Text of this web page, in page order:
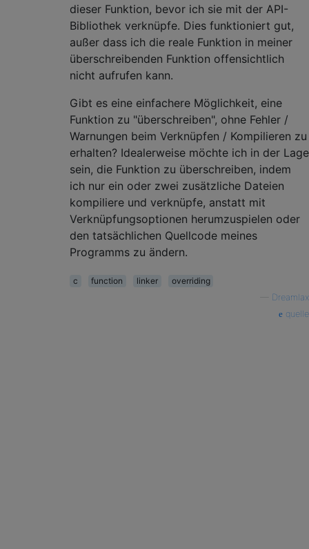
dieser Funktion, bevor ich sie mit der API-
Bibliothek verknüpfe. Dies funktioniert gut,
außer dass ich die reale Funktion in meiner
überschreibenden Funktion offensichtlich
nicht aufrufen kann.
Gibt es eine einfachere Möglichkeit, eine
Funktion zu "überschreiben", ohne Fehler /
Warnungen beim Verknüpfen / Kompilieren zu
erhalten? Idealerweise möchte ich in der Lage
sein, die Funktion zu überschreiben, indem
ich nur ein oder zwei zusätzliche Dateien
kompiliere und verknüpfe, anstatt mit
Verknüpfungsoptionen herumzuspielen oder
den tatsächlichen Quellcode meines
Programms zu ändern.
c function linker
overriding
Dreamlax
quelle